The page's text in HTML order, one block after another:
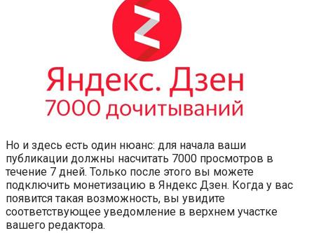
Но и здесь есть один нюанс: для начала ваши
публикации должны насчитать 7000 просмотров в
течение 7 дней. Только после этого вы можете
подключить монетизацию в Яндекс Дзен. Когда у вас
появится такая возможность, вы увидите
соответствующее уведомление в верхнем участке
вашего редактора.